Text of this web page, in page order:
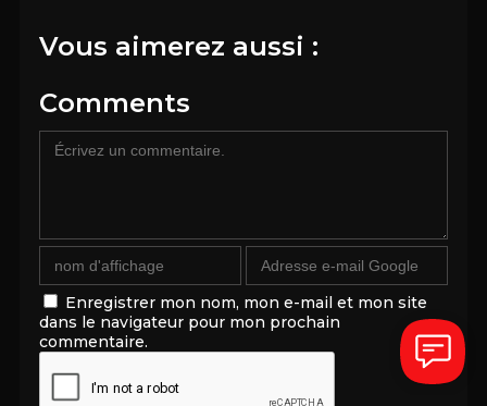
Vous aimerez aussi :
Comments
Enregistrer mon nom, mon e-mail et mon site
dans le navigateur pour mon prochain
commentaire.